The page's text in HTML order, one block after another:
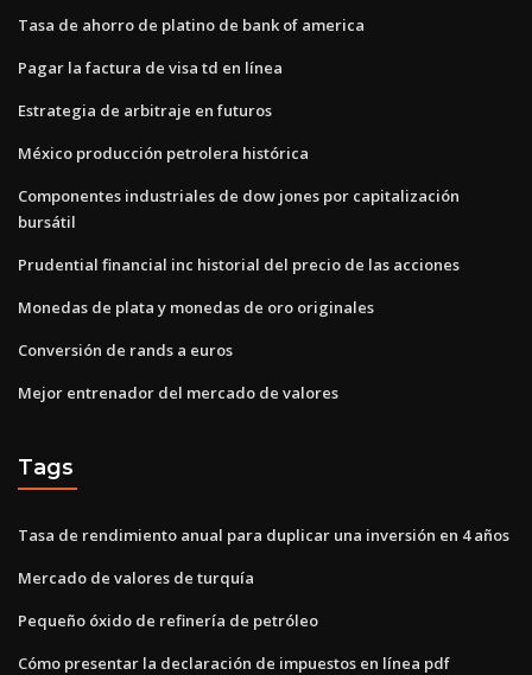
Tasa de ahorro de platino de bank of america
Pagar la factura de visa td en línea
Estrategia de arbitraje en futuros
México producción petrolera histórica
Componentes industriales de dow jones por capitalización
bursátil
Prudential financial inc historial del precio de las acciones
Monedas de plata y monedas de oro originales
Conversión de rands a euros
Mejor entrenador del mercado de valores
Tags
Tasa de rendimiento anual para duplicar una inversión en 4 años
Mercado de valores de turquía
Pequeño óxido de refinería de petróleo
Cómo presentar la declaración de impuestos en línea pdf